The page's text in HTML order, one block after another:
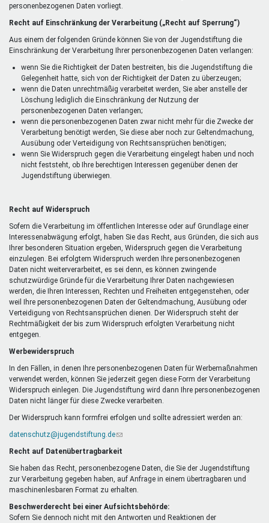
personenbezogenen Daten vorliegt.
Recht auf Einschränkung der Verarbeitung („Recht auf Sperrung“)
Aus einem der folgenden Gründe können Sie von der Jugendstiftung die
Einschränkung der Verarbeitung Ihrer personenbezogenen Daten verlangen:
wenn Sie die Richtigkeit der Daten bestreiten, bis die Jugendstiftung die
Gelegenheit hatte, sich von der Richtigkeit der Daten zu überzeugen;
wenn die Daten unrechtmäßig verarbeitet werden, Sie aber anstelle der
Löschung lediglich die Einschränkung der Nutzung der
personenbezogenen Daten verlangen;
wenn die personenbezogenen Daten zwar nicht mehr für die Zwecke der
Verarbeitung benötigt werden, Sie diese aber noch zur Geltendmachung,
Ausübung oder Verteidigung von Rechtsansprüchen benötigen;
wenn Sie Widerspruch gegen die Verarbeitung eingelegt haben und noch
nicht feststeht, ob Ihre berechtigen Interessen gegenüber denen der
Jugendstiftung überwiegen.
Recht auf Widerspruch
Sofern die Verarbeitung im öffentlichen Interesse oder auf Grundlage einer
Interessenabwägung erfolgt, haben Sie das Recht, aus Gründen, die sich aus
Ihrer besonderen Situation ergeben, Widerspruch gegen die Verarbeitung
einzulegen. Bei erfolgtem Widerspruch werden Ihre personenbezogenen
Daten nicht weiterverarbeitet, es sei denn, es können zwingende
schutzwürdige Gründe für die Verarbeitung Ihrer Daten nachgewiesen
werden, die Ihren Interessen, Rechten und Freiheiten entgegenstehen, oder
weil Ihre personenbezogenen Daten der Geltendmachung, Ausübung oder
Verteidigung von Rechtsansprüchen dienen. Der Widerspruch steht der
Rechtmäßigkeit der bis zum Widerspruch erfolgten Verarbeitung nicht
entgegen.
Werbewiderspruch
In den Fällen, in denen Ihre personenbezogenen Daten für Werbemaßnahmen
verwendet werden, können Sie jederzeit gegen diese Form der Verarbeitung
Widerspruch einlegen. Die Jugendstiftung wird dann Ihre personenbezogenen
Daten nicht länger für diese Zwecke verarbeiten.
Der Widerspruch kann formfrei erfolgen und sollte adressiert werden an:
datenschutz@jugendstiftung.de(Link
E-
Mail)
Recht auf Datenübertragbarkeit
Sie haben das Recht, personenbezogene Daten, die Sie der Jugendstiftung
zur Verarbeitung gegeben haben, auf Anfrage in einem übertragbaren und
maschinenlesbaren Format zu erhalten.
Beschwerderecht bei einer Aufsichtsbehörde:
Sofern Sie dennoch nicht mit den Antworten und Reaktionen der